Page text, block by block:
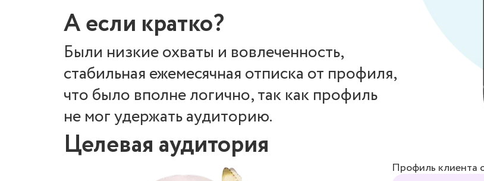
А если кратко?
Были низкие охваты и вовлеченность,
стабильная ежемесячная отписка от профиля,
что было вполне логично, так как профиль
не мог удержать аудиторию.
Целевая аудитория
Профиль клиента